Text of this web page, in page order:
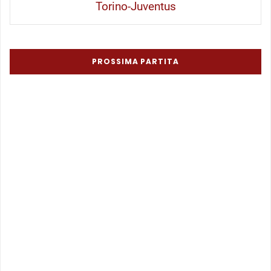
Torino-Juventus
PROSSIMA PARTITA